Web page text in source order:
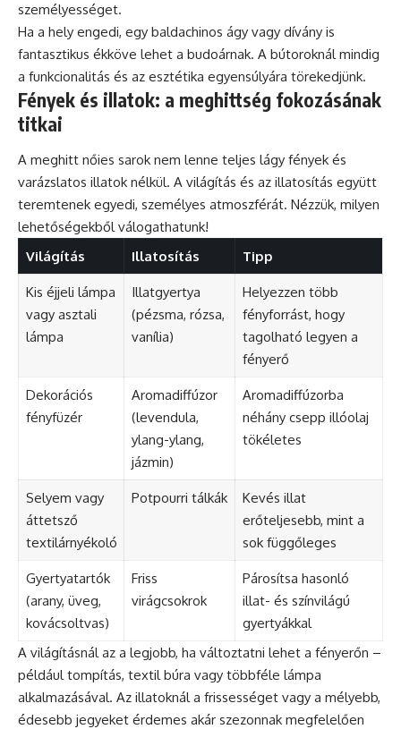
személyességet.
Ha a hely engedi, egy baldachinos ágy vagy dívány is
fantasztikus ékköve lehet a budoárnak. A bútoroknál mindig
a funkcionalitás és az esztétika egyensúlyára törekedjünk.
Fények és illatok: a meghittség fokozásának
titkai
A meghitt nőies sarok nem lenne teljes lágy fények és
varázslatos illatok nélkül. A világítás és az illatosítás együtt
teremtenek egyedi, személyes atmoszférát. Nézzük, milyen
lehetőségekből válogathatunk!
Világítás
Illatosítás Tipp
Kis éjjeli lámpa
vagy asztali
lámpa
Illatgyertya
(pézsma, rózsa,
vanília)
Helyezzen több
fényforrást, hogy
tagolható legyen a
fényerő
Dekorációs
fényfüzér
Aromadiffúzor
(levendula,
ylang-ylang,
jázmin)
Aromadiffúzorba
néhány csepp illóolaj
tökéletes
Selyem vagy
áttetsző
textilárnyékoló
Potpourri tálkák
Kevés illat
erőteljesebb, mint a
sok függőleges
Gyertyatartók
(arany, üveg,
kovácsoltvas)
Friss
virágcsokrok
Párosítsa hasonló
illat- és színvilágú
gyertyákkal
A világításnál az a legjobb, ha változtatni lehet a fényerőn –
például tompítás, textil búra vagy többféle lámpa
alkalmazásával. Az illatoknál a frissességet vagy a mélyebb,
édesebb jegyeket érdemes akár szezonnak megfelelően